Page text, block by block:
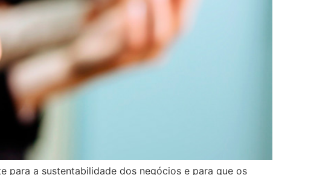
para a sustentabilidade dos negócios e para que os